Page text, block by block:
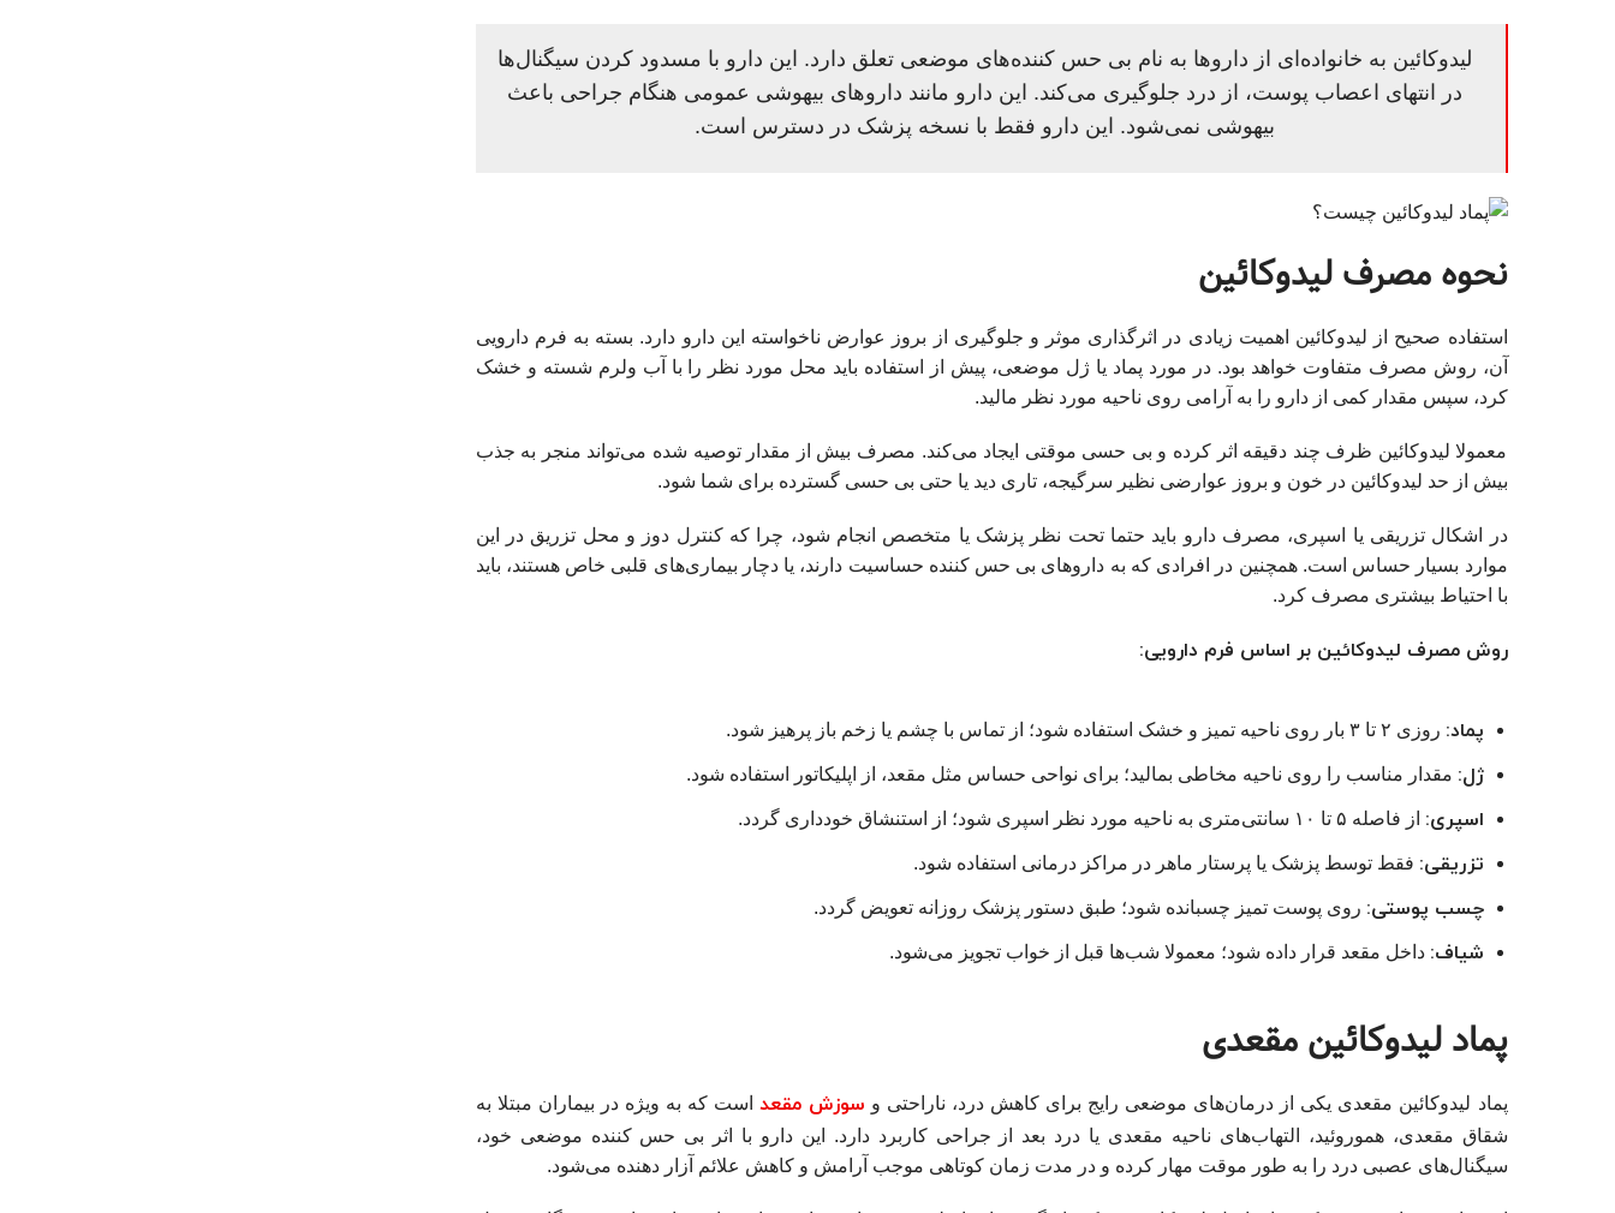
لیدوکائین به خانواده‌ای از داروها به نام بی‌ حس‌ کننده‌های موضعی تعلق دارد. این دارو با مسدود کردن سیگنال‌ها
در انتهای اعصاب پوست، از درد جلوگیری می‌کند. این دارو مانند داروهای بیهوشی عمومی هنگام جراحی باعث
بیهوشی نمی‌شود. این دارو فقط با نسخه پزشک در دسترس است.
نحوه مصرف لیدوکائین
استفاده صحیح از لیدوکائین اهمیت زیادی در اثرگذاری موثر و جلوگیری از بروز عوارض ناخواسته این دارو دارد. بسته به فرم دارویی
آن، روش مصرف متفاوت خواهد بود. در مورد پماد یا ژل موضعی، پیش از استفاده باید محل مورد نظر را با آب ولرم شسته و خشک
کرد، سپس مقدار کمی از دارو را به آرامی روی ناحیه مورد نظر مالید.
معمولا لیدوکائین ظرف چند دقیقه اثر کرده و بی‌ حسی موقتی ایجاد می‌کند. مصرف بیش از مقدار توصیه‌ شده می‌تواند منجر به جذب
بیش‌ از حد لیدوکائین در خون و بروز عوارضی نظیر سرگیجه، تاری دید یا حتی بی‌ حسی گسترده برای شما شود.
در اشکال تزریقی یا اسپری، مصرف دارو باید حتما تحت نظر پزشک یا متخصص انجام شود، چرا که کنترل دوز و محل تزریق در این
موارد بسیار حساس است. همچنین در افرادی که به داروهای بی‌ حس‌ کننده حساسیت دارند، یا دچار بیماری‌های قلبی خاص هستند، باید
با احتیاط بیشتری مصرف کرد.
روش مصرف لیدوکائین بر اساس فرم دارویی:
پماد: روزی ۲ تا ۳ بار روی ناحیه تمیز و خشک استفاده شود؛ از تماس با چشم یا زخم باز پرهیز شود.
ژل: مقدار مناسب را روی ناحیه مخاطی بمالید؛ برای نواحی حساس مثل مقعد، از اپلیکاتور استفاده شود.
اسپری: از فاصله ۵ تا ۱۰ سانتی‌متری به ناحیه مورد نظر اسپری شود؛ از استنشاق خودداری گردد.
تزریقی: فقط توسط پزشک یا پرستار ماهر در مراکز درمانی استفاده شود.
چسب پوستی: روی پوست تمیز چسبانده شود؛ طبق دستور پزشک روزانه تعویض گردد.
شیاف: داخل مقعد قرار داده شود؛ معمولا شب‌ها قبل از خواب تجویز می‌شود.
پماد لیدوکائین مقعدی
پماد لیدوکائین مقعدی یکی از درمان‌های موضعی رایج برای کاهش درد، ناراحتی و سوزش مقعداست که به‌ ویژه در بیماران مبتلا به
شقاق مقعدی، هموروئید، التهاب‌های ناحیه مقعدی یا درد بعد از جراحی کاربرد دارد. این دارو با اثر بی‌ حس‌ کننده موضعی خود،
سیگنال‌های عصبی درد را به‌ طور موقت مهار کرده و در مدت زمان کوتاهی موجب آرامش و کاهش علائم آزار دهنده می‌شود.